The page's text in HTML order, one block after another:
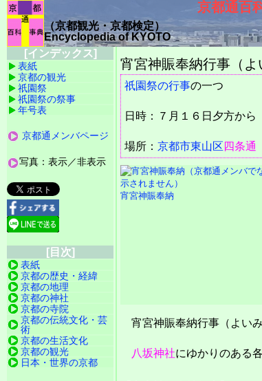
京都通百
（京都観光・京都検定）
Encyclopedia of KYOTO
宵宮神賑奉納行事（よ
祇園祭の行事の一つ
日時：７月１６日夕方から
場所： 京都市東山区 四条通
宵宮神賑奉納
宵宮神賑奉納行事（よい
八坂神社にゆかりのある
[インデックス]
表紙
京都の観光
祇園祭
祇園祭の祭事
年号表
京都通メンバページ
写真：表示／非表示
[目次]
表紙
京都の歴史・経緯
京都の地理
京都の神社
京都の寺院
京都の伝統文化・芸
術
京都の生活文化
京都の観光
日本・世界の京都